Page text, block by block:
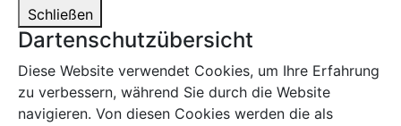
Schließen
Dartenschutzübersicht
Diese Website verwendet Cookies, um Ihre Erfahrung
zu verbessern, während Sie durch die Website
navigieren. Von diesen Cookies werden die als